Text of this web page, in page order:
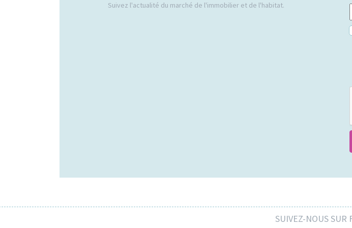
Suivez l'actualité du marché de l'immobilier et de l'habitat.
SUIVEZ-NOUS SUR